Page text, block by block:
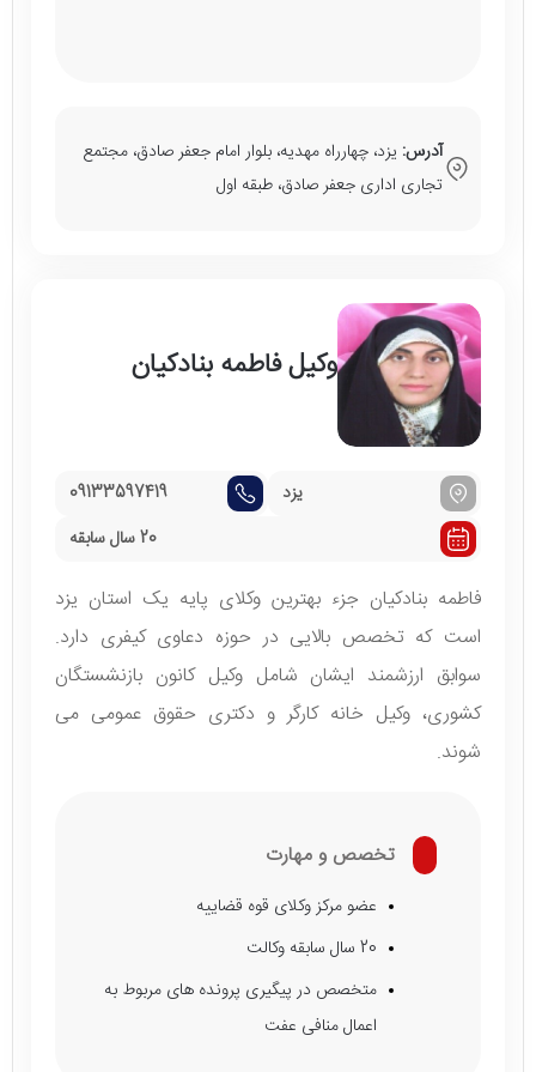
آدرس: یزد، چهارراه مهدیه، بلوار امام جعفر صادق، مجتمع
تجاری اداری جعفر صادق، طبقه اول
وکیل فاطمه بنادکیان
یزد
09133597419
20 سال سابقه
فاطمه بنادکیان جزء بهترین وکلای پایه یک استان یزد
است که تخصص بالایی در حوزه دعاوی کیفری دارد.
سوابق ارزشمند ایشان شامل وکیل کانون بازنشستگان
کشوری، وکیل خانه کارگر و دکتری حقوق عمومی می
شوند.
تخصص و مهارت
عضو مرکز وکلای قوه قضاییه
20 سال سابقه وکالت
متخصص در پیگیری پرونده های مربوط به
اعمال منافی عفت